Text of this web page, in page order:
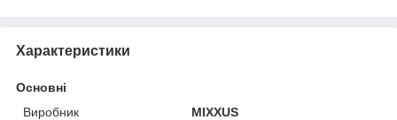
Характеристики
Основні
Виробник
MIXXUS